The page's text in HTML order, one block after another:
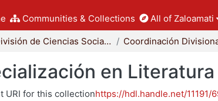
Communities & Collections All of Zaloamati
División de Ciencias Sociales y Humanidades
en
URI for this collectionhttps://hdl.handle.net/11191/